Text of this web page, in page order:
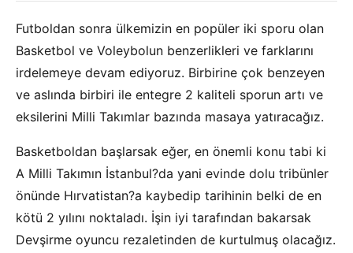
Futboldan sonra ülkemizin en popüler iki sporu olan
Basketbol ve Voleybolun benzerlikleri ve farklarını
irdelemeye devam ediyoruz. Birbirine çok benzeyen
ve aslında birbiri ile entegre 2 kaliteli sporun artı ve
eksilerini Milli Takımlar bazında masaya yatıracağız.
Basketboldan başlarsak eğer, en önemli konu tabi ki
A Milli Takımın İstanbul?da yani evinde dolu tribünler
önünde Hırvatistan?a kaybedip tarihinin belki de en
kötü 2 yılını noktaladı. İşin iyi tarafından bakarsak
Devşirme oyuncu rezaletinden de kurtulmuş olacağız.